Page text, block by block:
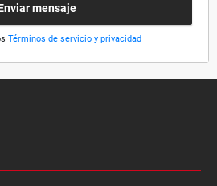
mensaje
Términos de servicio y privacidad